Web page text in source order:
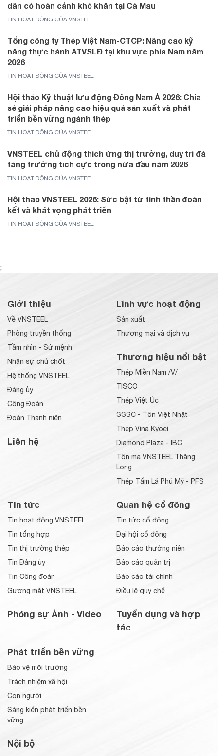
dân có hoàn cảnh khó khăn tại Cà Mau
TIN HOẠT ĐỘNG CỦA VNSTEEL
Tổng công ty Thép Việt Nam-CTCP: Nâng cao kỹ
năng thực hành ATVSLĐ tại khu vực phía Nam năm
2026
TIN HOẠT ĐỘNG CỦA VNSTEEL
Hội thảo Kỹ thuật lưu động Đông Nam Á 2026: Chia
sẻ giải pháp nâng cao hiệu quả sản xuất và phát
triển bền vững ngành thép
TIN HOẠT ĐỘNG CỦA VNSTEEL
VNSTEEL chủ động thích ứng thị trường, duy trì đà
tăng trưởng tích cực trong nửa đầu năm 2026
TIN HOẠT ĐỘNG CỦA VNSTEEL
Hội thao VNSTEEL 2026: Sức bật từ tinh thần đoàn
kết và khát vọng phát triển
TIN HOẠT ĐỘNG CỦA VNSTEEL
;
Giới thiệu
Về VNSTEEL
Phòng truyền thống
Tầm nhìn - Sứ mệnh
Nhân sự chủ chốt
Hệ thống VNSTEEL
Đảng ủy
Công Đoàn
Đoàn Thanh niên
Liên hệ
Lĩnh vực hoạt động
Sản xuất
Thương mại và dịch vụ
Thương hiệu nổi bật
Thép Miền Nam /V/
TISCO
Thép Việt Úc
SSSC - Tôn Việt Nhật
Thép Vina Kyoei
Diamond Plaza - IBC
Tôn mạ VNSTEEL Thăng
Long
Thép Tấm Lá Phú Mỹ - PFS
Tin tức
Tin hoạt động VNSTEEL
Tin tổng hợp
Tin thị trường thép
Tin Đảng ủy
Tin Công đoàn
Gương mặt VNSTEEL
Phóng sự Ảnh - Video
Quan hệ cổ đông
Tin tức cổ đông
Đại hội cổ đông
Báo cáo thường niên
Báo cáo quản trị
Báo cáo tài chính
Điều lệ quy chế
Tuyển dụng và hợp
tác
Phát triển bền vững
Bảo vệ môi trường
Trách nhiệm xã hội
Con người
Sáng kiến phát triển bền
vững
Nội bộ